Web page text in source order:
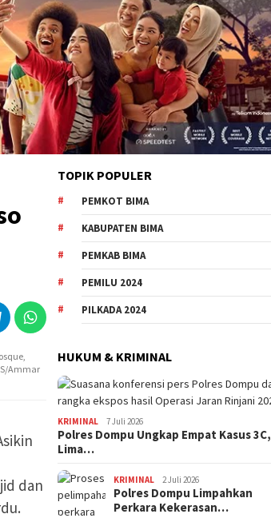
Ammar
dan
TOPIK POPULER
PEMKOT BIMA
KABUPATEN BIMA
PEMKAB BIMA
PEMILU 2024
PILKADA 2024
HUKUM & KRIMINAL
KRIMINAL 7 Juli 2026
Polres Dompu Ungkap Empat Kasus 3C,
Lima…
KRIMINAL 2 Juli 2026
Polres Dompu Limpahkan
Perkara Kekerasan…